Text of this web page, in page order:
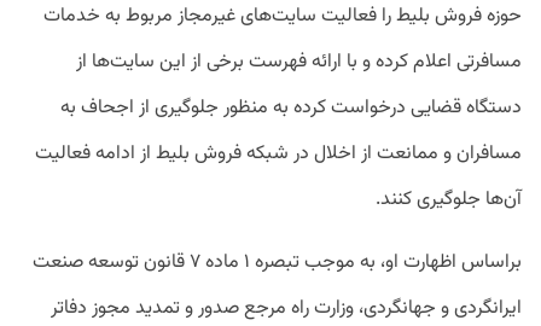
حوزهفروش بلیطرا فعالیت سایتهایغیرمجاز مربوط به خدمات
مسافرتی اعلامکردهو با ارائهفهرست برخی از این سایتها از
دستگاهقضایی درخواستکرده به منظور جلوگیری از اجحاف به
مسافرانو ممانعت از اخلال در شبکهفروش بلیط از ادامهفعالیت
آنها جلوگیریکنند.
براساس اظهارت او، به موجب تبصره ۱ ماده۷قانون توسعهصنعت
ایرانگردیو جهانگردی، وزارتراه مرجعصدورو تمدید مجوز دفاتر